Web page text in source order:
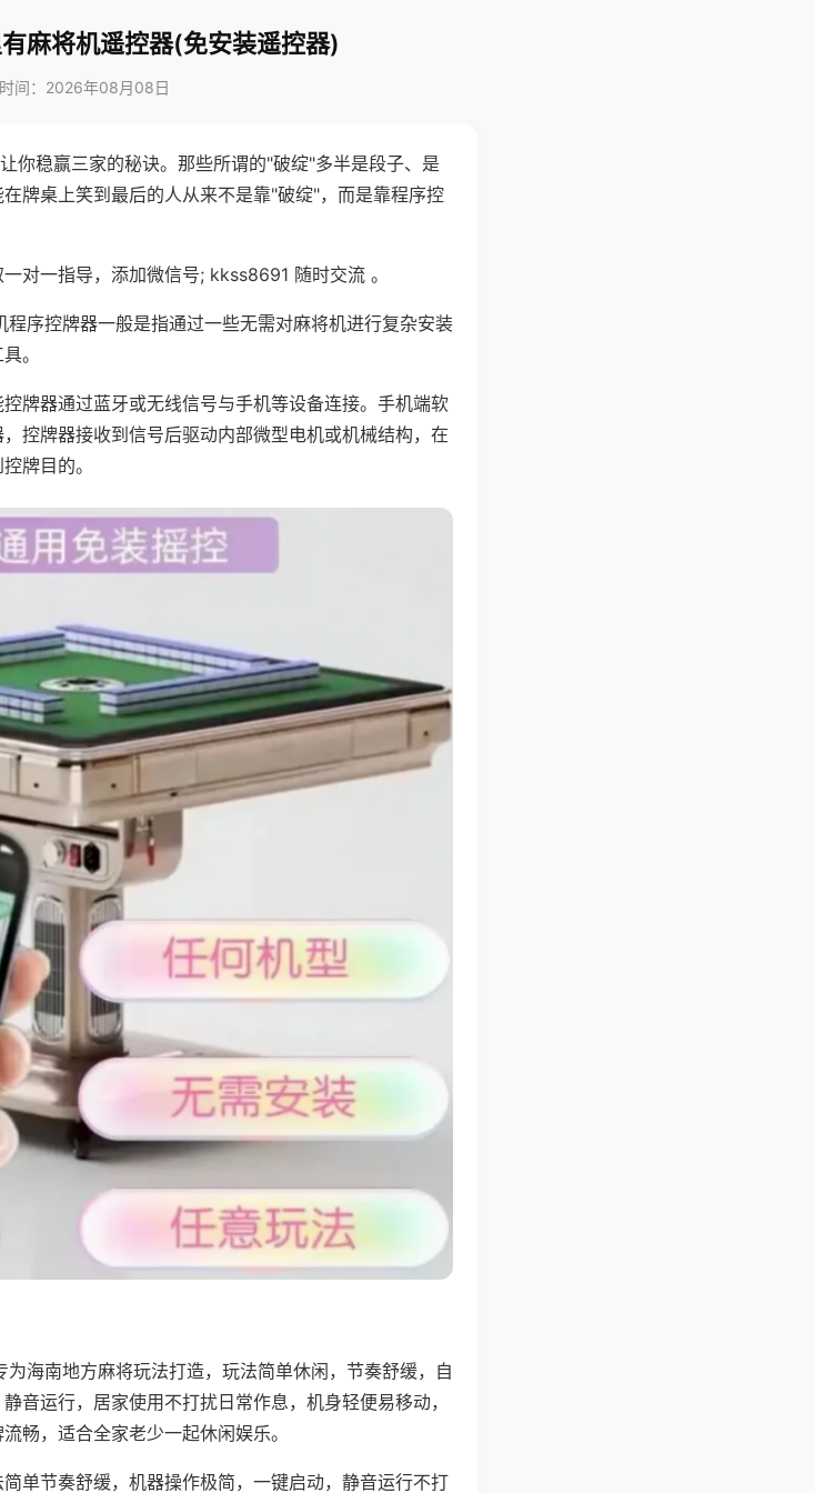
麻将机遥控器(免安装遥控器)
间：2026年08月08日
你稳赢三家的秘诀。那些所谓的"破绽"多半是段子、是
牌桌上笑到最后的人从来不是靠"破绽"，而是靠程序控
对一指导，添加微信号; kkss8691 随时交流 。
序控牌器一般是指通过一些无需对麻将机进行复杂安装
。
牌器通过蓝牙或无线信号与手机等设备连接。手机端软
控牌器接收到信号后驱动内部微型电机或机械结构，在
牌目的。
为海南地方麻将玩法打造，玩法简单休闲，节奏舒缓，自
音运行，居家使用不打扰日常作息，机身轻便易移动，
畅，适合全家老少一起休闲娱乐。
单节奏舒缓，机器操作极简，一键启动，静音运行不打